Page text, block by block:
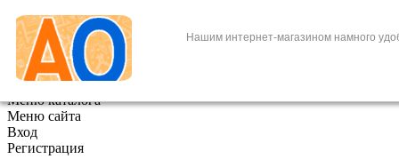
Нашим интернет-магазином намного
+7 (495) 646-888-1
В корзине 0 товаров
Меню каталога
Меню сайта
Вход
Регистрация